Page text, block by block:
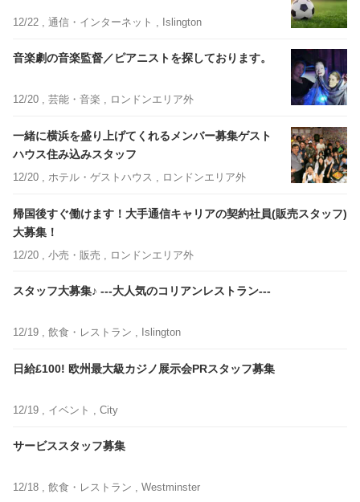
12/22 , 通信・インターネット , Islington
音楽劇の音楽監督／ピアニストを探しております。
12/20 , 芸能・音楽 , ロンドンエリア外
一緒に横浜を盛り上げてくれるメンバー募集ゲスト
ハウス住み込みスタッフ
12/20 , ホテル・ゲストハウス , ロンドンエリア外
帰国後すぐ働けます！大手通信キャリアの契約社員(販売スタッフ)
大募集！
12/20 , 小売・販売 , ロンドンエリア外
スタッフ大募集♪ ---大人気のコリアンレストラン---
12/19 , 飲食・レストラン , Islington
日給£100! 欧州最大級カジノ展示会PRスタッフ募集
12/19 , イベント , City
サービススタッフ募集
12/18 , 飲食・レストラン , Westminster